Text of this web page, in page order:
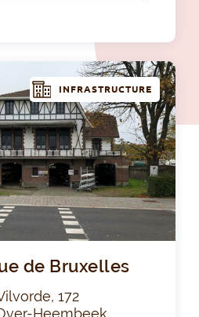
INFRASTRUCTURE
de Bruxelles
172
Heembeek